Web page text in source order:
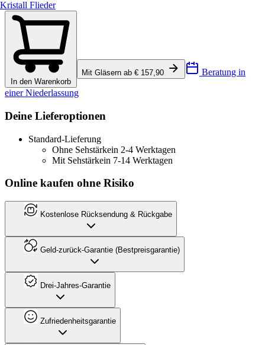
Kristall Flieder
In den Warenkorb
Mit Gläsern ab € 157,90 Beratung in
einer Niederlassung
Deine Lieferoptionen
Standard-Lieferung
Ohne Sehstärkein 2-4 Werktagen
Mit Sehstärkein 7-14 Werktagen
Online kaufen ohne Risiko
Kostenlose Rücksendung & Rückgabe
Geld-zurück-Garantie (Bestpreisgarantie)
Drei-Jahres-Garantie
Zufriedenheitsgarantie